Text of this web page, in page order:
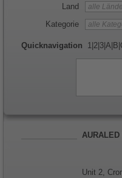
Land
Kategorie
Quicknavigation 1 2 3 A B
AURALED
Unit 2,